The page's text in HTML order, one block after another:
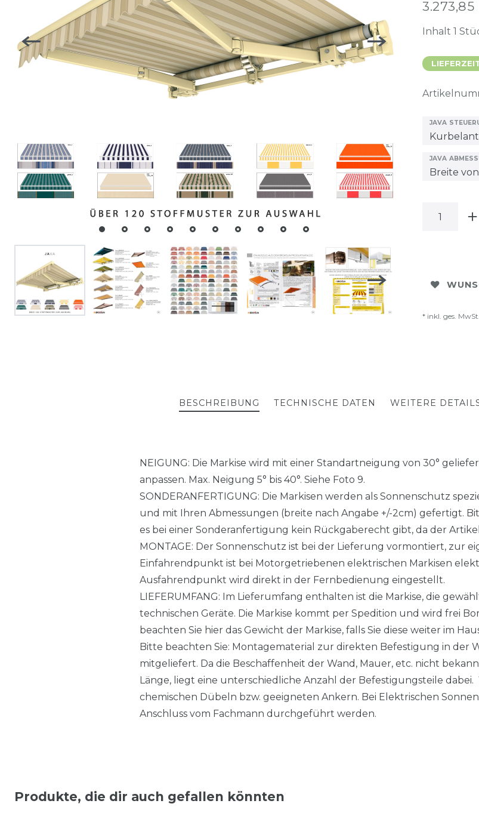
3.273,85
Inhalt 1
JAVA
JAVA
* inkl. ges.
BESCHREIBUNG TECHNISCHE DATEN WEITERE
NEIGUNG: Die Markise wird mit einer Standartneigung von 30°
anpassen. Max. Neigung 5° bis 40°. Siehe Foto 9.
SONDERANFERTIGUNG: Die Markisen werden als Sonnenschutz
und mit Ihren Abmessungen (breite nach Angabe +/-2cm) gefertigt.
es bei einer Sonderanfertigung kein Rückgaberecht gibt, da der
MONTAGE: Der Sonnenschutz ist bei der Lieferung vormontiert, zur
Einfahrendpunkt ist bei Motorgetriebenen elektrischen Markisen
Ausfahrendpunkt wird direkt in der Fernbedienung eingestellt.
LIEFERUMFANG: Im Lieferumfang enthalten ist die Markise, die
technischen Geräte. Die Markise kommt per Spedition und wird frei
beachten Sie hier das Gewicht der Markise, falls Sie diese weiter im
Bitte beachten Sie: Montagematerial zur direkten Befestigung in der
mitgeliefert. Da die Beschaffenheit der Wand, Mauer, etc. nicht
Länge, liegt eine unterschiedliche Anzahl der Befestigungsteile
chemischen Dübeln bzw. geeigneten Ankern. Bei Elektrischen
Anschluss vom Fachmann durchgeführt werden.
Produkte, die dir auch gefallen könnten